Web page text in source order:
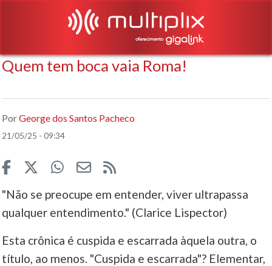
Quem tem boca vaia Roma!
PorGeorge dos Santos Pacheco
21/05/25 - 09:34
"Não se preocupe em entender, viver ultrapassa
qualquer entendimento." (Clarice Lispector)
Esta crônica é cuspida e escarrada àquela outra, o
título, ao menos. "Cuspida e escarrada"? Elementar,